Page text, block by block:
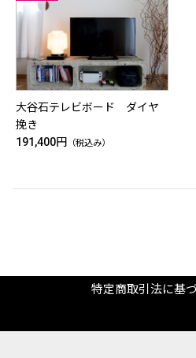
大谷石テレビボード ダイヤ
挽き
191,400円
（税込み）
特定商取引法に基